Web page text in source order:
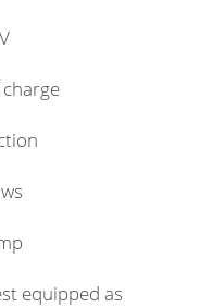
equipped as